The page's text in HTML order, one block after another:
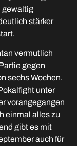
gewaltig
stärker
vermutlich
gegen
sechs Wochen.
unter
vorangegangen
einmal alles zu
gibt es mit
auch für